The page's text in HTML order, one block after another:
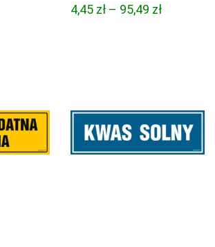
4,45 zł – 95,49 złZakres